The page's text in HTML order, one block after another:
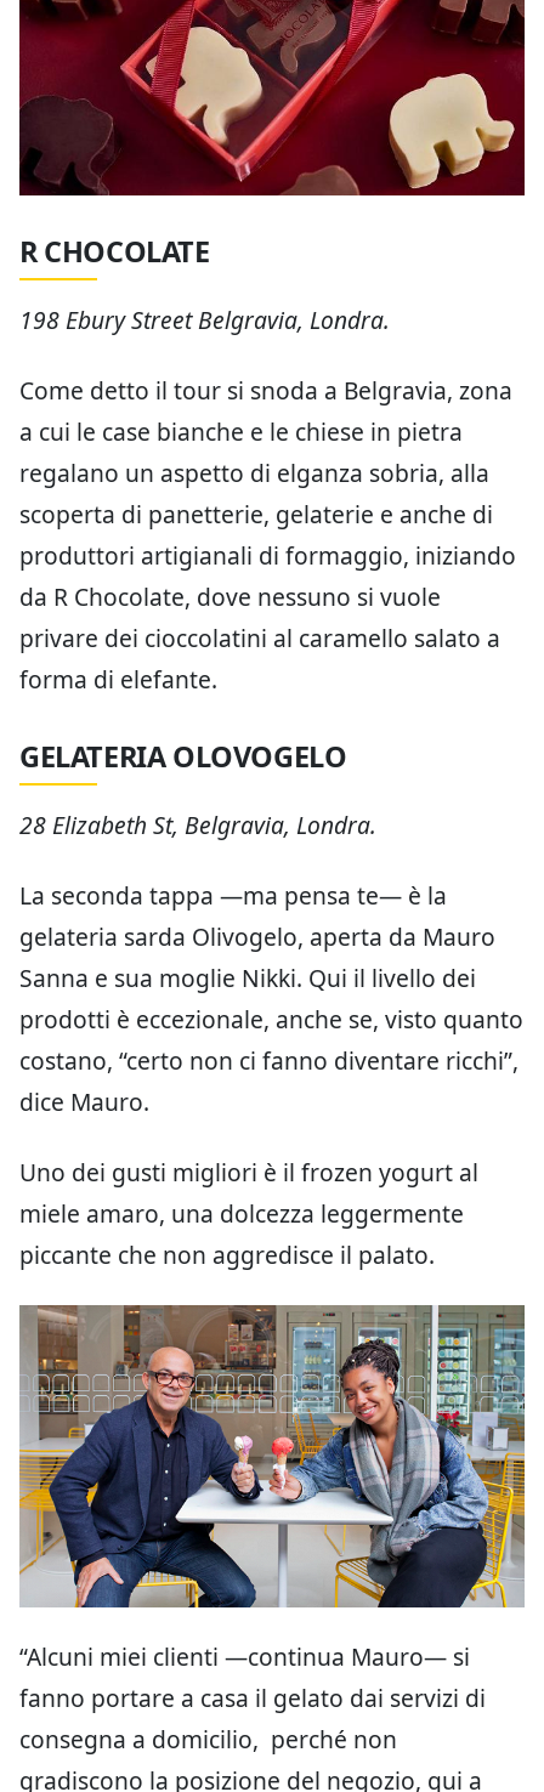
R CHOCOLATE
198 Ebury Street Belgravia, Londra.
Come detto il tour si snoda a Belgravia, zona
a cui le case bianche e le chiese in pietra
regalano un aspetto di elganza sobria, alla
scoperta di panetterie, gelaterie e anche di
produttori artigianali di formaggio, iniziando
da R Chocolate, dove nessuno si vuole
privare dei cioccolatini al caramello salato a
forma di elefante.
GELATERIA OLOVOGELO
28 Elizabeth St, Belgravia, Londra.
La seconda tappa —ma pensa te— è la
gelateria sarda Olivogelo, aperta da Mauro
Sanna e sua moglie Nikki. Qui il livello dei
prodotti è eccezionale, anche se, visto quanto
costano, “certo non ci fanno diventare ricchi”,
dice Mauro.
Uno dei gusti migliori è il frozen yogurt al
miele amaro, una dolcezza leggermente
piccante che non aggredisce il palato.
“Alcuni miei clienti —continua Mauro— si
fanno portare a casa il gelato dai servizi di
consegna a domicilio, perché non
gradiscono la posizione del negozio, qui a